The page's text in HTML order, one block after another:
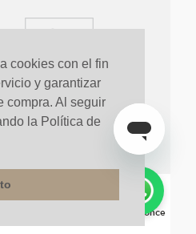
cookies con el fin
y garantizar
compra. Al seguir
la Política de
30CM Axor Universal-CP Br Bronce